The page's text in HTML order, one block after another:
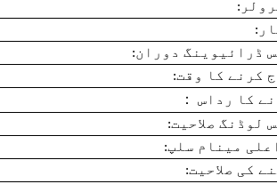
ڈرائیوینگ دوران:
کرنے کا وقت:
کا رداس
：
لوڈنگ صلاحیت:
مینام سلپ:
کی صلاحیت: